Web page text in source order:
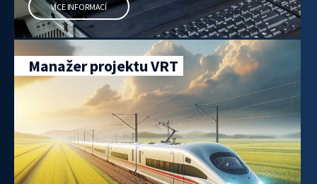
VÍCE INFORMACÍ
Manažer projektu VRT